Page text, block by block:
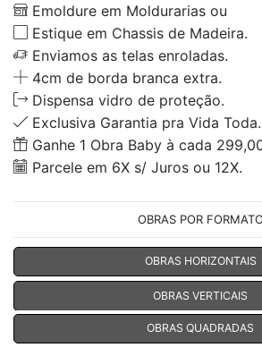
Emoldure em Moldurarias ou
Estique em Chassis de Madeira.
Enviamos as telas enroladas.
4cm de borda branca extra.
Dispensa vidro de proteção.
Exclusiva Garantia pra Vida Toda.
Ganhe 1 Obra Baby à cada
Parcele em 6X s/ Juros ou 12X.
OBRAS POR FORMATO
OBRAS HORIZONTAIS
OBRAS VERTICAIS
OBRAS QUADRADAS